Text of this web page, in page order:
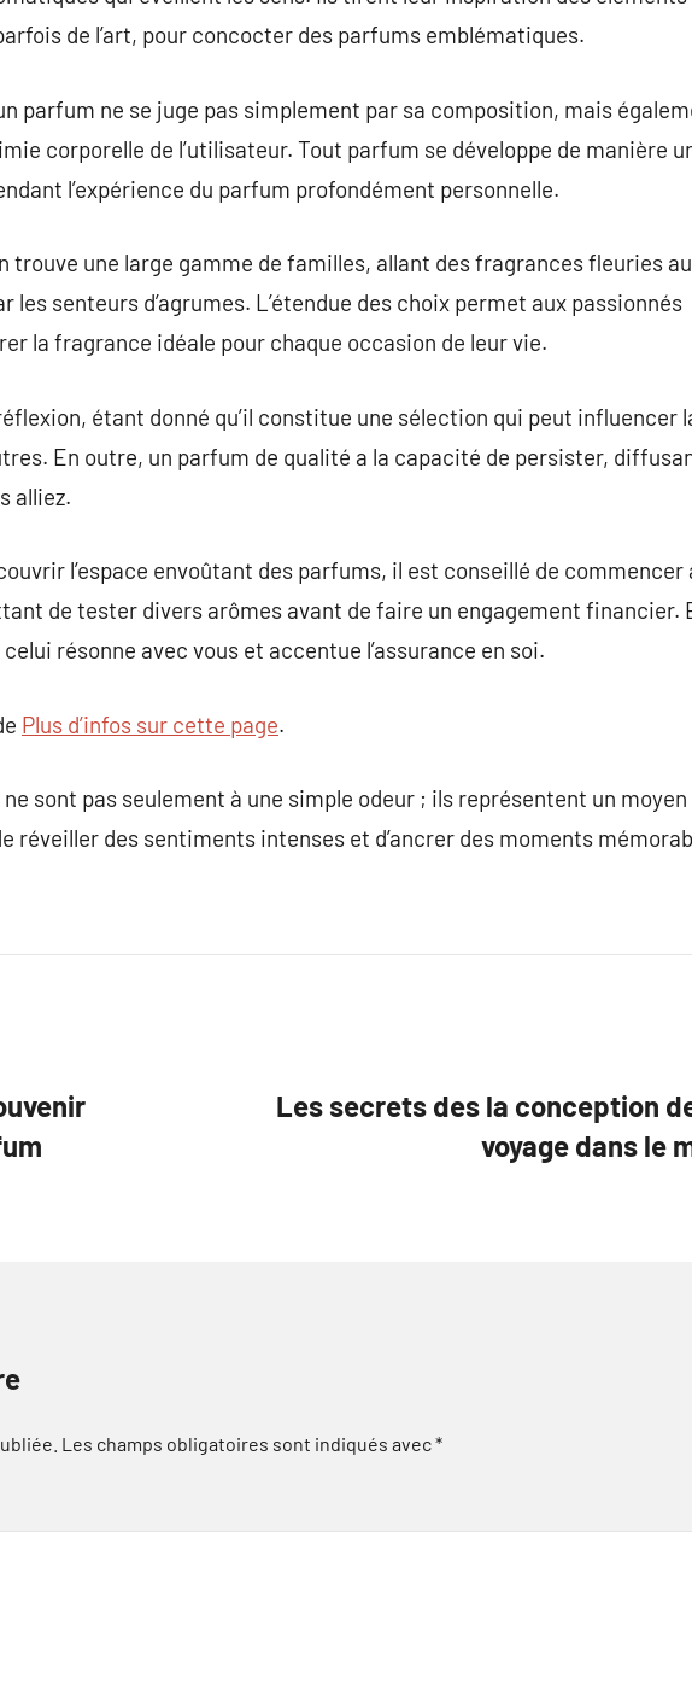
de l’art, pour concocter des parfums emblématiques.
parfum ne se juge pas simplement par sa composition, mais
corporelle de l’utilisateur. Tout parfum se développe de manière
l’expérience du parfum profondément personnelle.
trouve une large gamme de familles, allant des fragrances fleuries
les senteurs d’agrumes. L’étendue des choix permet aux passionnés
la fragrance idéale pour chaque occasion de leur vie.
étant donné qu’il constitue une sélection qui peut influencer
En outre, un parfum de qualité a la capacité de persister,
alliez.
l’espace envoûtant des parfums, il est conseillé de commencer
de tester divers arômes avant de faire un engagement financier.
résonne avec vous et accentue l’assurance en soi.
Plus d’infos sur cette page.
sont pas seulement à une simple odeur ; ils représentent un moyen
réveiller des sentiments intenses et d’ancrer des moments
Les secrets des la conception
voyage dans le
Les champs obligatoires sont indiqués avec*